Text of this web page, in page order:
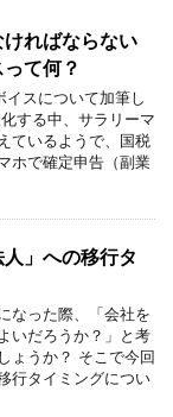
ればならない
て何？
スについて加筆し
する中、サラリーマ
ているようで、国税
ホで確定申告（副業
人」への移行タ
なった際、「会社を
いだろうか？」と考
ょうか？ そこで今回
行タイミングについ